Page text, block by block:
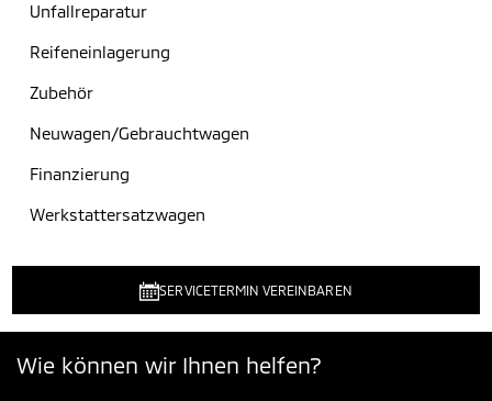
Unfallreparatur
Reifeneinlagerung
Zubehör
Neuwagen/Gebrauchtwagen
Finanzierung
Werkstattersatzwagen
SERVICETERMIN VEREINBAREN
Wie können wir Ihnen helfen?